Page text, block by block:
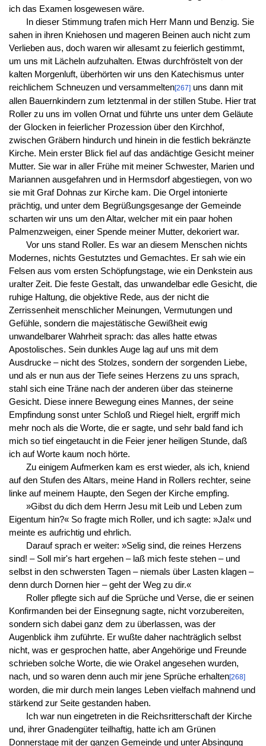
ich das Examen losgewesen wäre.
In dieser Stimmung trafen mich Herr Mann und Benzig. Sie
sahen in ihren Kniehosen und mageren Beinen auch nicht zum
Verlieben aus, doch waren wir allesamt zu feierlich gestimmt,
um uns mit Lächeln aufzuhalten. Etwas durchfröstelt von der
kalten Morgenluft, überhörten wir uns den Katechismus unter
reichlichem Schneuzen und versammelten[267]uns dann mit
allen Bauernkindern zum letztenmal in der stillen Stube. Hier trat
Roller zu uns im vollen Ornat und führte uns unter dem Geläute
der Glocken in feierlicher Prozession über den Kirchhof,
zwischen Gräbern hindurch und hinein in die festlich bekränzte
Kirche. Mein erster Blick fiel auf das andächtige Gesicht meiner
Mutter. Sie war in aller Frühe mit meiner Schwester, Marien und
Mariannen ausgefahren und in Hermsdorf abgestiegen, von wo
sie mit Graf Dohnas zur Kirche kam. Die Orgel intonierte
prächtig, und unter dem Begrüßungsgesange der Gemeinde
scharten wir uns um den Altar, welcher mit ein paar hohen
Palmenzweigen, einer Spende meiner Mutter, dekoriert war.
Vor uns stand Roller. Es war an diesem Menschen nichts
Modernes, nichts Gestutztes und Gemachtes. Er sah wie ein
Felsen aus vom ersten Schöpfungstage, wie ein Denkstein aus
uralter Zeit. Die feste Gestalt, das unwandelbar edle Gesicht, die
ruhige Haltung, die objektive Rede, aus der nicht die
Zerrissenheit menschlicher Meinungen, Vermutungen und
Gefühle, sondern die majestätische Gewißheit ewig
unwandelbarer Wahrheit sprach: das alles hatte etwas
Apostolisches. Sein dunkles Auge lag auf uns mit dem
Ausdrucke – nicht des Stolzes, sondern der sorgenden Liebe,
und als er nun aus der Tiefe seines Herzens zu uns sprach,
stahl sich eine Träne nach der anderen über das steinerne
Gesicht. Diese innere Bewegung eines Mannes, der seine
Empfindung sonst unter Schloß und Riegel hielt, ergriff mich
mehr noch als die Worte, die er sagte, und sehr bald fand ich
mich so tief eingetaucht in die Feier jener heiligen Stunde, daß
ich auf Worte kaum noch hörte.
Zu einigem Aufmerken kam es erst wieder, als ich, kniend
auf den Stufen des Altars, meine Hand in Rollers rechter, seine
linke auf meinem Haupte, den Segen der Kirche empfing.
»Gibst du dich dem Herrn Jesu mit Leib und Leben zum
Eigentum hin?« So fragte mich Roller, und ich sagte: »Ja!« und
meinte es aufrichtig und ehrlich.
Darauf sprach er weiter: »Selig sind, die reines Herzens
sind! – Soll mir's hart ergehen – laß mich feste stehen – und
selbst in den schwersten Tagen – niemals über Lasten klagen –
denn durch Dornen hier – geht der Weg zu dir.«
Roller pflegte sich auf die Sprüche und Verse, die er seinen
Konfirmanden bei der Einsegnung sagte, nicht vorzubereiten,
sondern sich dabei ganz dem zu überlassen, was der
Augenblick ihm zuführte. Er wußte daher nachträglich selbst
nicht, was er gesprochen hatte, aber Angehörige und Freunde
schrieben solche Worte, die wie Orakel angesehen wurden,
nach, und so waren denn auch mir jene Sprüche erhalten[268]
worden, die mir durch mein langes Leben vielfach mahnend und
stärkend zur Seite gestanden haben.
Ich war nun eingetreten in die Reichsritterschaft der Kirche
und, ihrer Gnadengüter teilhaftig, hatte ich am Grünen
Donnerstage mit der ganzen Gemeinde und unter Absingung